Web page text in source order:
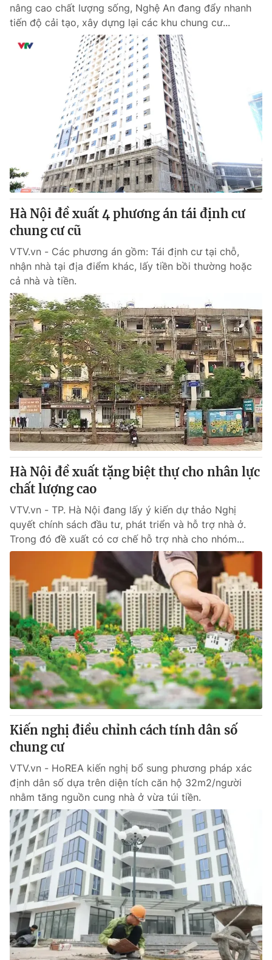
THỜI BÁO VTV
Theo dõi báo trên
Cơ quan chủ quản:Đài Truyền hình Việt Nam
Cơ quan báo chí:Thời báo VTV
Giấy phép hoạt động báo in và báo điện tử số 483/GP-BTTTT
cấp ngày 29/12/2023
Tổng Biên tập:Vũ Thanh Thủy
Phó Tổng Biên tập:Nguyễn Thị Mỹ Hạnh, Phạm Quốc Thắng,
Nguyễn Trọng Ninh
Tổng đài VTV: 024.38 355 931 - 024.38 355 932
Ðiện thoại Thời báo VTV:
024.66 897 897
Email: toasoan@vtv.vn
Liên hệ quảng cáo:
® Cấm sao chép dưới mọi hình thức nếu không có sự chấp
thuận bằng văn bản. Ghi rõ nguồn VTV.vn khi phát hành lại
thông tin từ website này.
nâng cao chất lượng sống, Nghệ An đang đẩy nhanh
tiến độ cải tạo, xây dựng lại các khu chung cư...
Hà Nội đề xuất 4 phương án tái định cư
chung cư cũ
VTV.vn - Các phương án gồm: Tái định cư tại chỗ,
nhận nhà tại địa điểm khác, lấy tiền bồi thường hoặc
cả nhà và tiền.
Hà Nội đề xuất tặng biệt thự cho nhân lực
chất lượng cao
VTV.vn - TP. Hà Nội đang lấy ý kiến dự thảo Nghị
quyết chính sách đầu tư, phát triển và hỗ trợ nhà ở.
Trong đó đề xuất có cơ chế hỗ trợ nhà cho nhóm...
Kiến nghị điều chỉnh cách tính dân số
chung cư
VTV.vn - HoREA kiến nghị bổ sung phương pháp xác
định dân số dựa trên diện tích căn hộ 32m2/người
nhằm tăng nguồn cung nhà ở vừa túi tiền.